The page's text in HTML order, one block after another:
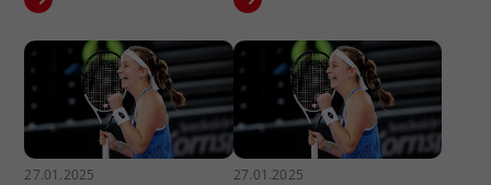
27.01.2025 27.01.2025